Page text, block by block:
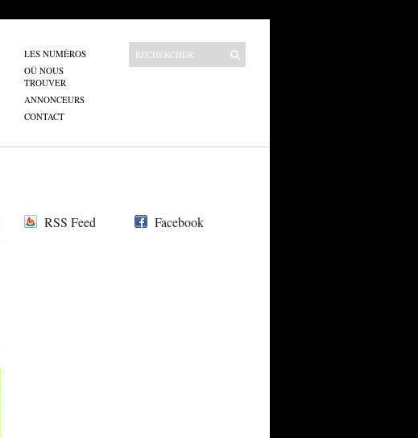
LES NUMÉROS
OÙ NOUS
TROUVER
ANNONCEURS
CONTACT
RSS Feed Facebook